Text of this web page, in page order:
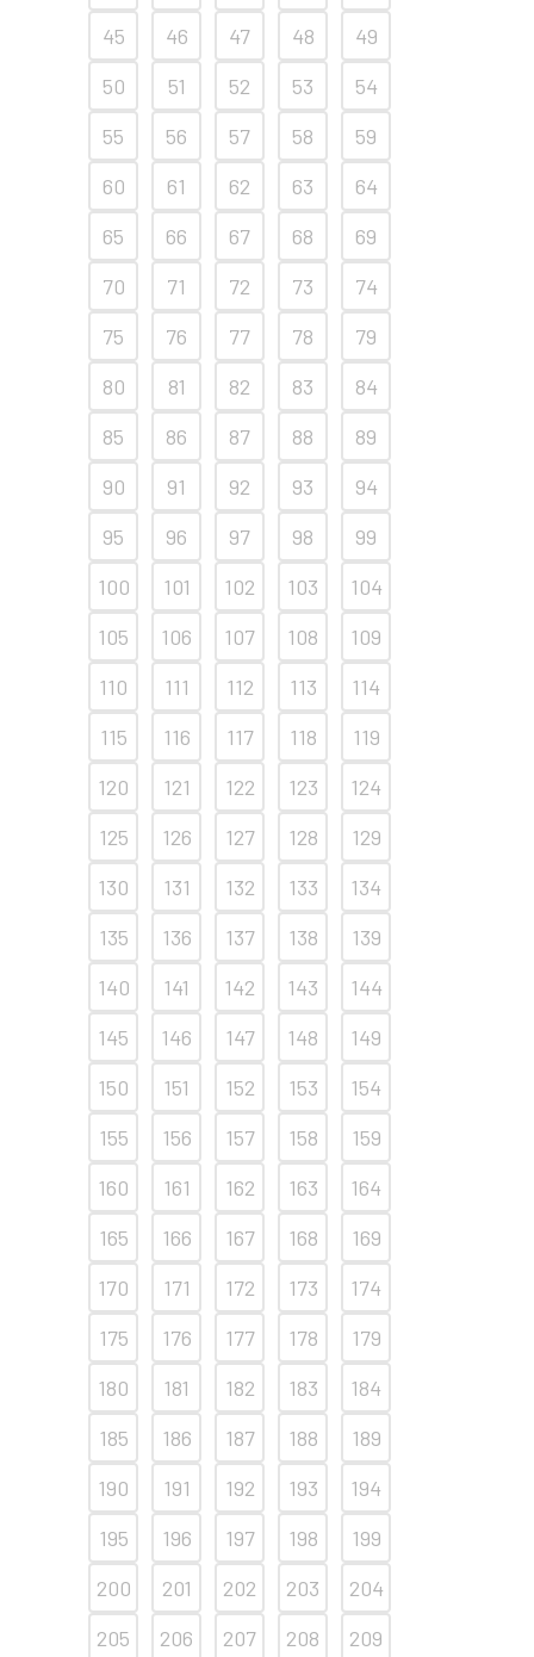
45
46 47 48
49
50
51 52 53
54
55
56 57 58
59
60
61 62 63
64
65
66 67 68
69
70
71 72 73
74
75
76 77 78
79
80
81 82 83
84
85
86 87 88
89
90
91 92 93
94
95
96 97 98
99
100
101 102 103
104
105
106 107 108
109
110
111 112 113
114
115
116 117 118
119
120
121 122 123
124
125
126 127 128
129
130
131 132 133
134
135
136 137 138
139
140
141 142 143
144
145
146 147 148
149
150
151 152 153
154
155
156 157 158
159
160
161 162 163
164
165
166 167 168
169
170
171 172 173
174
175
176 177 178
179
180
181 182 183
184
185
186 187 188
189
190
191 192 193
194
195
196 197 198
199
200
201 202 203
204
205
206 207 208
209